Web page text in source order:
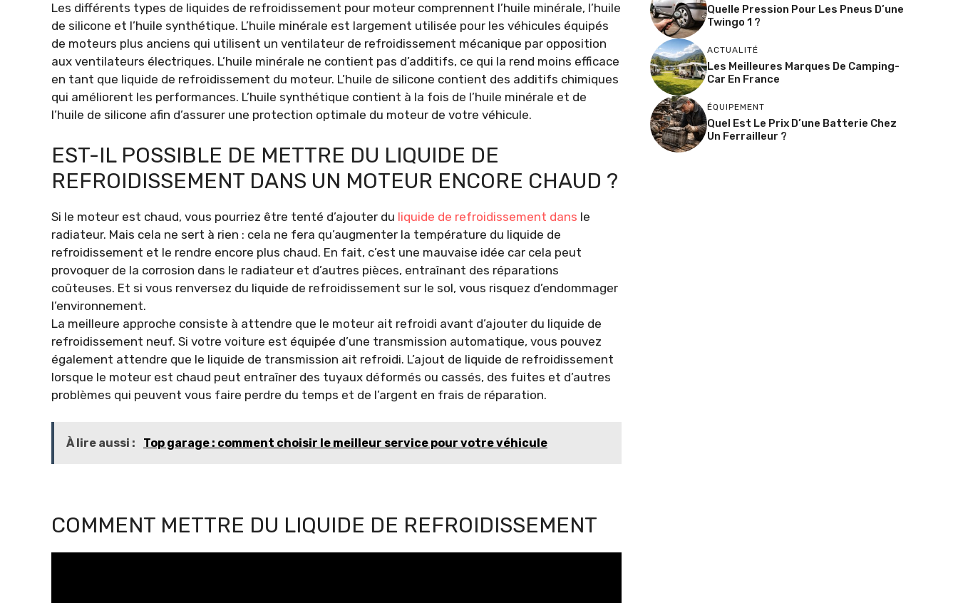
Les différents types de liquides de refroidissement pour moteur comprennent l’huile minérale, l’huile
de silicone et l’huile synthétique. L’huile minérale est largement utilisée pour les véhicules équipés
de moteurs plus anciens qui utilisent un ventilateur de refroidissement mécanique par opposition
aux ventilateurs électriques. L’huile minérale ne contient pas d’additifs, ce qui la rend moins efficace
en tant que liquide de refroidissement du moteur. L’huile de silicone contient des additifs chimiques
qui améliorent les performances. L’huile synthétique contient à la fois de l’huile minérale et de
l’huile de silicone afin d’assurer une protection optimale du moteur de votre véhicule.
EST-IL POSSIBLE DE METTRE DU LIQUIDE DE
REFROIDISSEMENT DANS UN MOTEUR ENCORE CHAUD ?
Si le moteur est chaud, vous pourriez être tenté d’ajouter du liquide de refroidissement dans le
radiateur. Mais cela ne sert à rien : cela ne fera qu’augmenter la température du liquide de
refroidissement et le rendre encore plus chaud. En fait, c’est une mauvaise idée car cela peut
provoquer de la corrosion dans le radiateur et d’autres pièces, entraînant des réparations
coûteuses. Et si vous renversez du liquide de refroidissement sur le sol, vous risquez d’endommager
l’environnement.
La meilleure approche consiste à attendre que le moteur ait refroidi avant d’ajouter du liquide de
refroidissement neuf. Si votre voiture est équipée d’une transmission automatique, vous pouvez
également attendre que le liquide de transmission ait refroidi. L’ajout de liquide de refroidissement
lorsque le moteur est chaud peut entraîner des tuyaux déformés ou cassés, des fuites et d’autres
problèmes qui peuvent vous faire perdre du temps et de l’argent en frais de réparation.
À lire aussi : Top garage : comment choisir le meilleur service pour votre véhicule
COMMENT METTRE DU LIQUIDE DE REFROIDISSEMENT
Quelle Pression Pour Les Pneus D’une
Twingo 1 ?
ACTUALITÉ
Les Meilleures Marques De Camping-
Car En France
ÉQUIPEMENT
Quel Est Le Prix D’une Batterie Chez
Un Ferrailleur ?